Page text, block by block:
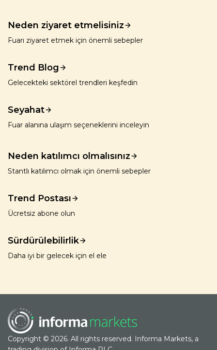
Neden ziyaret etmelisiniz
Fuarı ziyaret etmek için önemli sebepler
Trend Blog
Gelecekteki sektörel trendleri keşfedin
Seyahat
Fuar alanına ulaşım seçeneklerini inceleyin
Neden katılımcı olmalısınız
Stantlı katılımcı olmak için önemli sebepler
Trend Postası
Ücretsiz abone olun
Sürdürülebilirlik
Daha iyi bir gelecek için el ele
Copyright © 2026. All rights reserved. Informa Markets, a